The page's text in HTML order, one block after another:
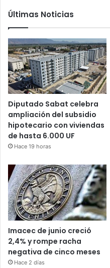
Últimas Noticias
Diputado Sabat celebra
ampliación del subsidio
hipotecario con viviendas
de hasta 6.000 UF
Hace 19 horas
Imacec de junio creció
2,4% y rompe racha
negativa de cinco meses
Hace 2 días